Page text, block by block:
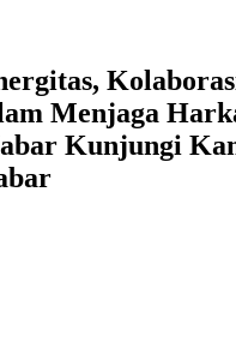
Menjaga
Kunjungi